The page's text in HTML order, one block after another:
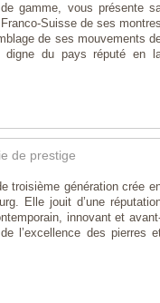
gamme, vous présente
Suisse de ses montres
de ses mouvements
digne du pays réputé en
de prestige
troisième génération crée
Elle jouit d’une
innovant et
l’excellence des pierres